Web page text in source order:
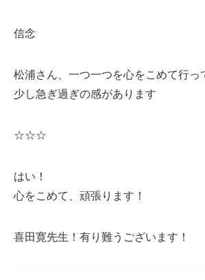
信念
松浦さん、一つ一つを心をこめて行っ
少し急ぎ過ぎの感があります
☆☆☆
はい！
心をこめて、頑張ります！
喜田寛先生！有り難うございます！